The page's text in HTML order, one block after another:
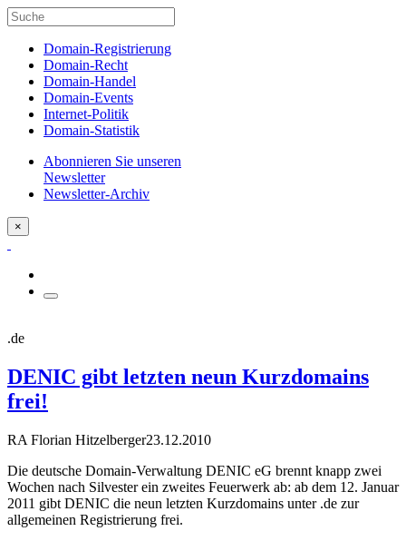
Domain-Registrierung
Domain-Recht
Domain-Handel
Domain-Events
Internet-Politik
Domain-Statistik
Abonnieren Sie unseren
Newsletter
Newsletter-Archiv
×
.de
DENIC gibt letzten neun Kurzdomains
frei!
RA Florian Hitzelberger23.12.2010
Die deutsche Domain-Verwaltung DENIC eG brennt knapp zwei
Wochen nach Silvester ein zweites Feuerwerk ab: ab dem 12. Januar
2011 gibt DENIC die neun letzten Kurzdomains unter .de zur
allgemeinen Registrierung frei.